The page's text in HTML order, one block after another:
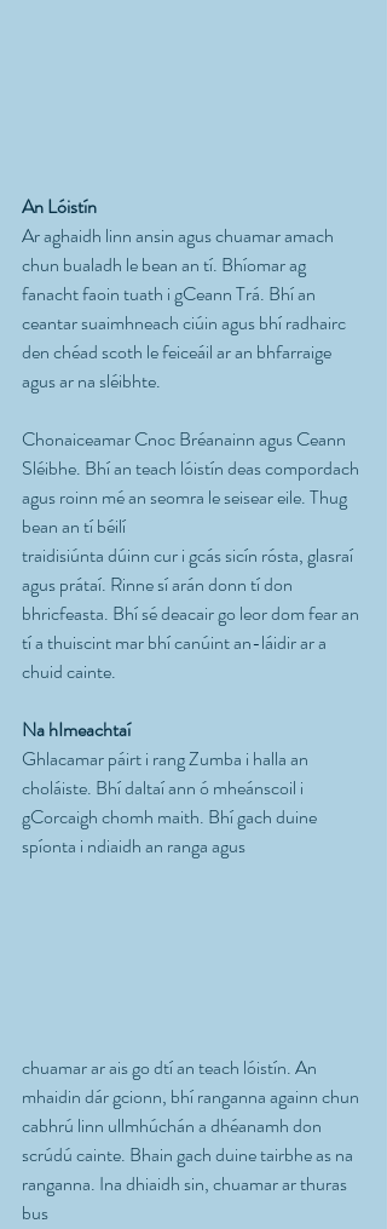
An Lóistín
Ar aghaidh linn ansin agus chuamar amach
chun bualadh le bean an tí. Bhíomar ag
fanacht faoin tuath i gCeann Trá. Bhí an
ceantar suaimhneach ciúin agus bhí radhairc
den chéad scoth le feiceáil ar an bhfarraige
agus ar na sléibhte.
Chonaiceamar Cnoc Bréanainn agus Ceann
Sléibhe. Bhí an teach lóistín deas compordach
agus roinn mé an seomra le seisear eile. Thug
bean an tí béilí
traidisiúnta dúinn cur i gcás sicín rósta, glasraí
agus prátaí. Rinne sí arán donn tí don
bhricfeasta. Bhí sé deacair go leor dom fear an
tí a thuiscint mar bhí canúint an-láidir ar a
chuid cainte.
Na hImeachtaí
Ghlacamar páirt i rang Zumba i halla an
choláiste. Bhí daltaí ann ó mheánscoil i
gCorcaigh chomh maith. Bhí gach duine
spíonta i ndiaidh an ranga agus
chuamar ar ais go dtí an teach lóistín. An
mhaidin dár gcionn, bhí ranganna againn chun
cabhrú linn ullmhúchán a dhéanamh don
scrúdú cainte. Bhain gach duine tairbhe as na
ranganna. Ina dhiaidh sin, chuamar ar thuras
bus